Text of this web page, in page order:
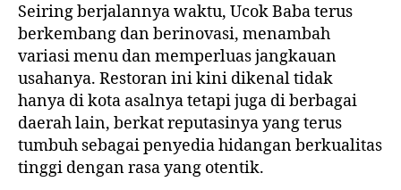
Seiring berjalannya waktu, Ucok Baba terus
berkembang dan berinovasi, menambah
variasi menu dan memperluas jangkauan
usahanya. Restoran ini kini dikenal tidak
hanya di kota asalnya tetapi juga di berbagai
daerah lain, berkat reputasinya yang terus
tumbuh sebagai penyedia hidangan berkualitas
tinggi dengan rasa yang otentik.